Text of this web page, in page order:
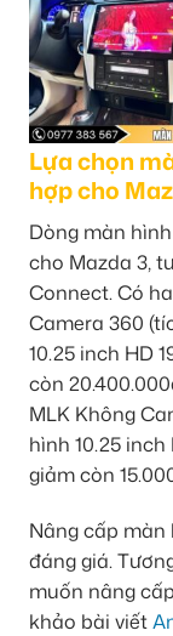
Lựa chọn
hợp cho
Dòng màn
cho Mazda 3,
Connect. Có
Camera 360
10.25 inch HD
còn
MLK Không
hình 10.25 inch
giảm còn
Nâng cấp
đáng giá.
muốn nâng
khảo bài viết